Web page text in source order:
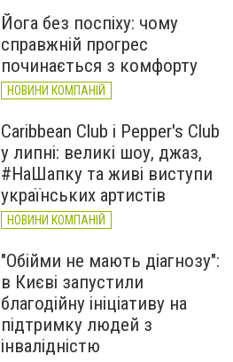
Йога без поспіху: чому
справжній прогрес
починається з комфорту
НОВИНИ КОМПАНІЙ
Caribbean Club і Pepper's Club
у липні: великі шоу, джаз,
#НаШапку та живі виступи
українських артистів
НОВИНИ КОМПАНІЙ
"Обійми не мають діагнозу":
в Києві запустили
благодійну ініціативу на
підтримку людей з
інвалідністю